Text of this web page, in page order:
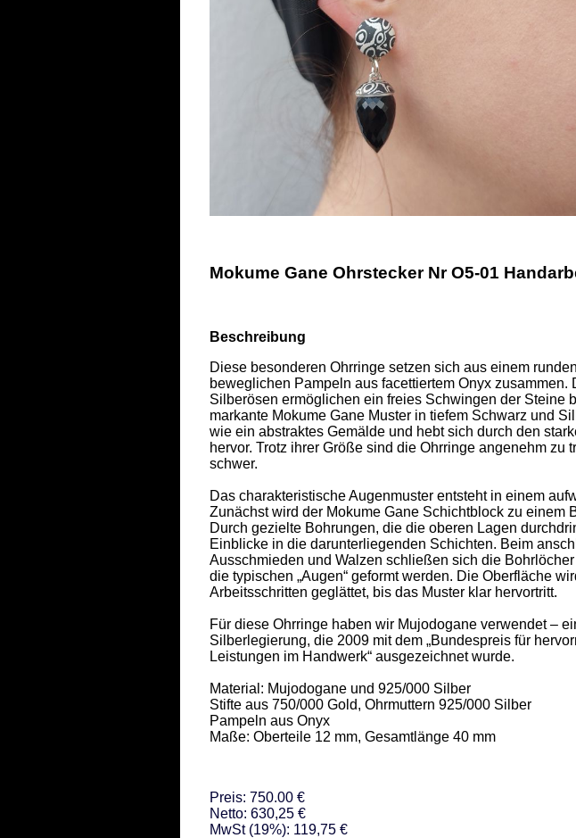
Mokume Gane Ohrstecker Nr O5-01
Beschreibung
Diese besonderen Ohrringe setzen sich aus einem
beweglichen Pampeln aus facettiertem Onyx zusammen.
Silberösen ermöglichen ein freies Schwingen der Steine
markante Mokume Gane Muster in tiefem Schwarz und
wie ein abstraktes Gemälde und hebt sich durch den
hervor. Trotz ihrer Größe sind die Ohrringe angenehm zu
schwer.
Das charakteristische Augenmuster entsteht in einem
Zunächst wird der Mokume Gane Schichtblock zu einem
Durch gezielte Bohrungen, die die oberen Lagen
Einblicke in die darunterliegenden Schichten. Beim
Ausschmieden und Walzen schließen sich die
die typischen „Augen“ geformt werden. Die Oberfläche
Arbeitsschritten geglättet, bis das Muster klar hervortritt.
Für diese Ohrringe haben wir Mujodogane verwendet –
Silberlegierung, die 2009 mit dem „Bundespreis für
Leistungen im Handwerk“ ausgezeichnet wurde.
Material: Mujodogane und 925/000 Silber
Stifte aus 750/000 Gold, Ohrmuttern 925/000 Silber
Pampeln aus Onyx
Maße: Oberteile 12 mm, Gesamtlänge 40 mm
Preis: 750.00 €
Netto: 630,25 €
MwSt (19%): 119,75 €